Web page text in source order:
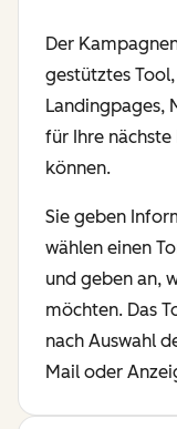
Der
gestütztes
Landingpages,
für Ihre
können.
Sie geben
wählen einen
und geben an,
möchten. Das
nach Auswahl
Mail oder